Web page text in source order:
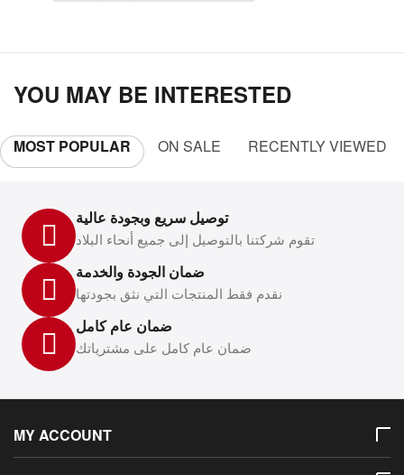
YOU MAY BE INTERESTED
MOST POPULAR ON SALE RECENTLY VIEWED
توصيل سريع وبجودة عالية
تقوم شركتنا بالتوصيل إلى جميع أنحاء البلاد
ضمان الجودة والخدمة
نقدم فقط المنتجات التي نثق بجودتها
ضمان عام كامل
ضمان عام كامل على مشترياتك
MY ACCOUNT